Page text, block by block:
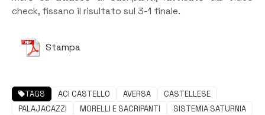
check, fissano il risultato sul 3-1 finale.
Stampa
TAGS ACI CASTELLO AVERSA
CASTELLESE
PALAJACAZZI
MORELLI E SACRIPANTI
SISTEMIA SATURNIA